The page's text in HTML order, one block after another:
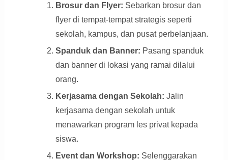
Brosur dan Flyer: Sebarkan brosur dan
flyer di tempat-tempat strategis seperti
sekolah, kampus, dan pusat perbelanjaan.
Spanduk dan Banner: Pasang spanduk
dan banner di lokasi yang ramai dilalui
orang.
Kerjasama dengan Sekolah: Jalin
kerjasama dengan sekolah untuk
menawarkan program les privat kepada
siswa.
Event dan Workshop: Selenggarakan